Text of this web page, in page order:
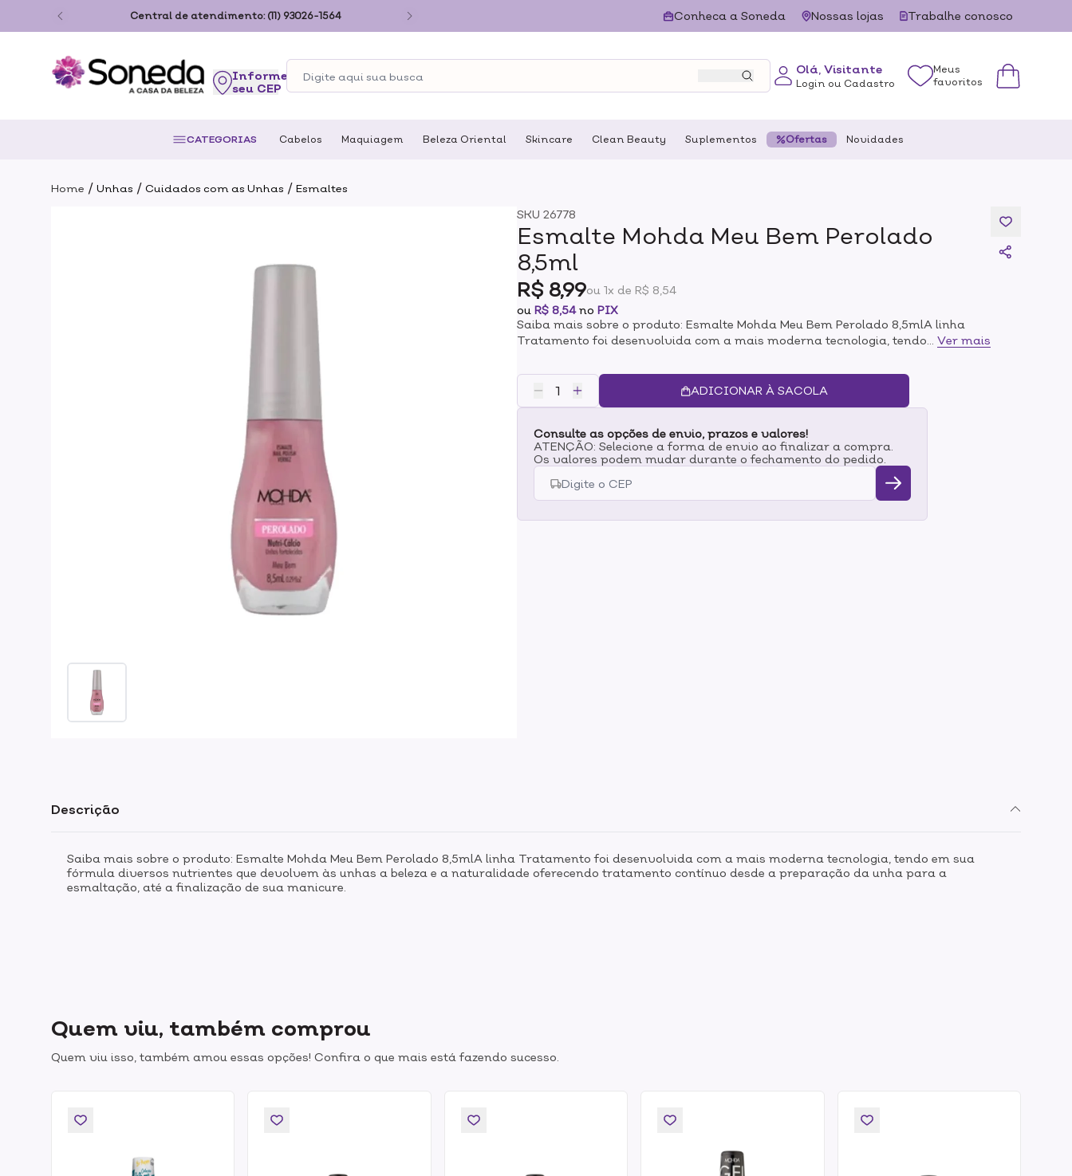
Central de atendimento: (11) 93026-1564 Conheca a Soneda Nossas lojas Trabalhe conosco
seu CEP
Olá, Visitante
Login ou Cadastro
Meus
favoritos
CATEGORIAS Cabelos Maquiagem Beleza Oriental Skincare Clean Beauty Suplementos Ofertas Novidades
Home / Unhas / Cuidados com as Unhas / Esmaltes
SKU26778
Esmalte Mohda Meu Bem Perolado
8,5ml
R$ 8,99ou 1x de R$ 8,54
ouR$ 8,54noPIX
Saiba mais sobre o produto: Esmalte Mohda Meu Bem Perolado 8,5mlA linha
Tratamento foi desenvolvida com a mais moderna tecnologia, tendo em sua
oferecendo tratamento contínuo desde a preparação da unha para a
esmaltação, até a finalização de sua manicure.
Ver mais
ADICIONAR À SACOLA
Consulte as opções de envio, prazos e valores!
ATENÇÃO: Selecione a forma de envio ao finalizar a compra.
Os valores podem mudar durante o fechamento do pedido.
Descrição
Saiba mais sobre o produto: Esmalte Mohda Meu Bem Perolado 8,5mlA linha Tratamento foi desenvolvida com a mais moderna tecnologia, tendo em sua
fórmula diversos nutrientes que devolvem às unhas a beleza e a naturalidade oferecendo tratamento contínuo desde a preparação da unha para a
esmaltação, até a finalização de sua manicure.
Quem viu, também comprou
Quem viu isso, também amou essas opções! Confira o que mais está fazendo sucesso.